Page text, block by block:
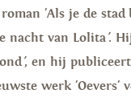
roman 'Als je de
nacht van Lolita.
, en hij
werk 'Oevers'